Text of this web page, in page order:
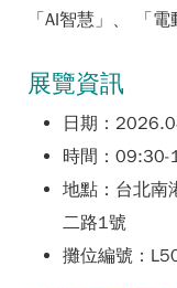
「AI智慧」、 「
展覽資訊
日期：
時間：
地點：台北南
二路1號
攤位編號：